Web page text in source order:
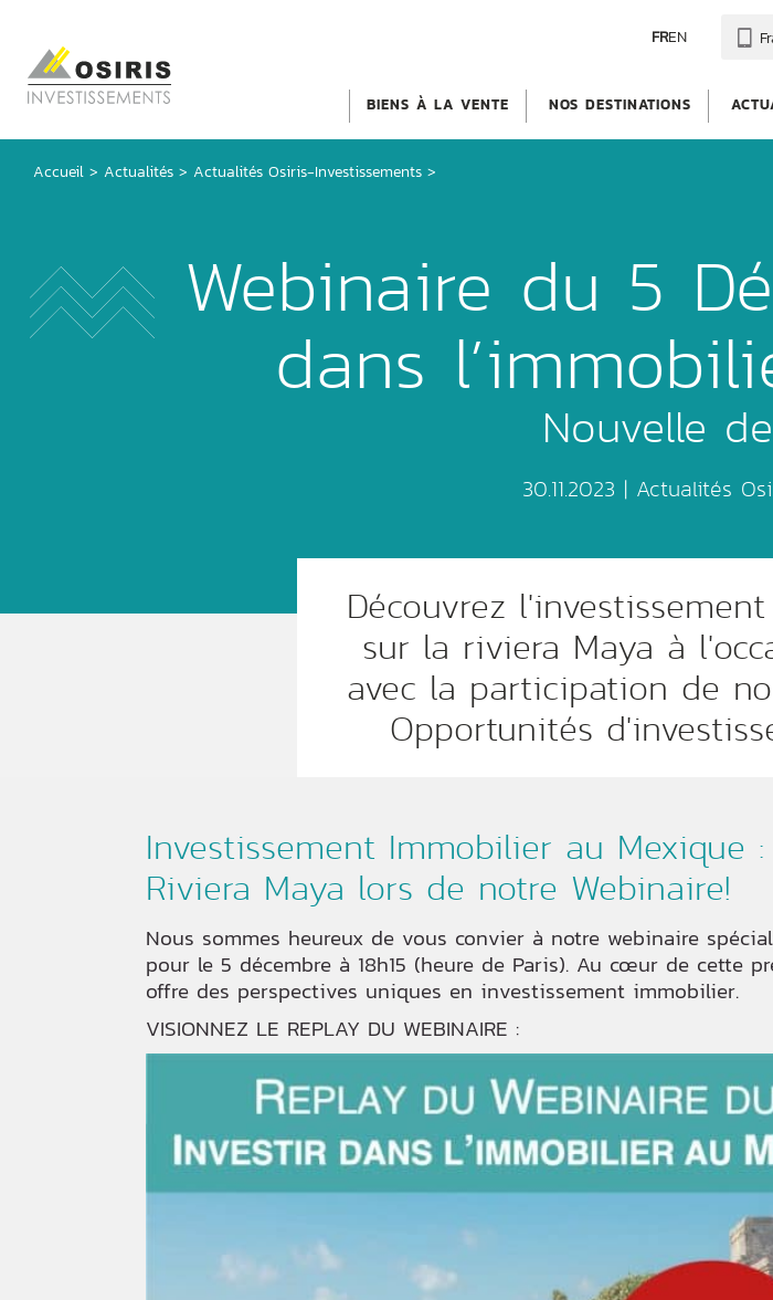
FREN
BIENS À LA VENTE NOS DESTINATIONS
Accueil > Actualités > Actualités Osiris-Investissements >
Webinaire du 5
dans
Nouvelle
30.11.2023 | Actualités
Découvrez
sur la riviera Maya à
avec la participation de
Opportunités
Investissement Immobilier au Mexique
Riviera Maya lors de notre Webinaire!
Nous sommes heureux de vous convier à notre webinaire
pour le 5 décembre à 18h15 (heure de Paris). Au cœur de cette
offre des perspectives uniques en investissement immobilier.
VISIONNEZ LE REPLAY DU WEBINAIRE :